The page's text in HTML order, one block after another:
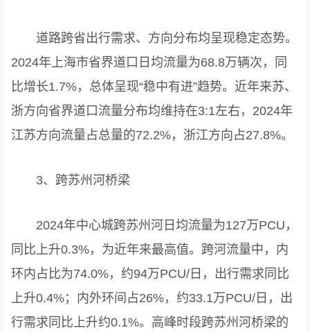
道路跨省出行需求、方向分布均呈现稳定态势。
2024年上海市省界道口日均流量为68.8万辆次，同
比增长1.7%，总体呈现“稳中有进”趋势。近年来苏、
浙方向省界道口流量分布均维持在3:1左右，2024年
江苏方向流量占总量的72.2%，浙江方向占27.8%。
3、跨苏州河桥梁
2024年中心城跨苏州河日均流量为127万PCU，
同比上升0.3%，为近年来最高值。跨河流量中，内
环内占比为74.0%，约94万PCU/日，出行需求同比
上升0.4%；内外环间占26%，约33.1万PCU/日，出
行需求同比上升约0.1%。高峰时段跨苏州河桥梁的